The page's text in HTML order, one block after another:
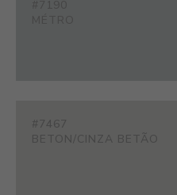
#7467
BETON/CINZA BETÃO